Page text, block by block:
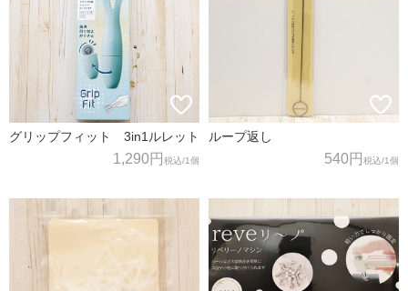
グリップフィット 3in1ルレット
1,290円 税込/1個
ループ返し
540円 税込/1個